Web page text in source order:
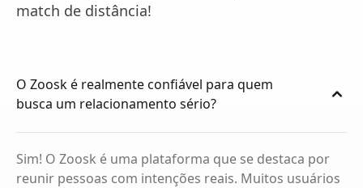
match de distância!
O Zoosk é realmente confiável para quem
busca um relacionamento sério?
Sim! O Zoosk é uma plataforma que se destaca por
reunir pessoas com intenções reais. Muitos usuários